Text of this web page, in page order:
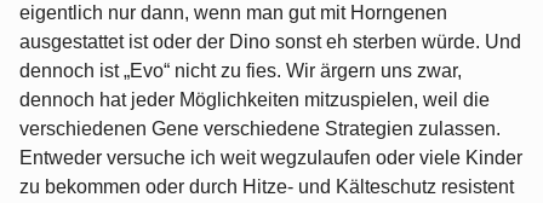
eigentlich nur dann, wenn man gut mit Horngenen
ausgestattet ist oder der Dino sonst eh sterben würde. Und
dennoch ist „Evo“ nicht zu fies. Wir ärgern uns zwar,
dennoch hat jeder Möglichkeiten mitzuspielen, weil die
verschiedenen Gene verschiedene Strategien zulassen.
Entweder versuche ich weit wegzulaufen oder viele Kinder
zu bekommen oder durch Hitze- und Kälteschutz resistent